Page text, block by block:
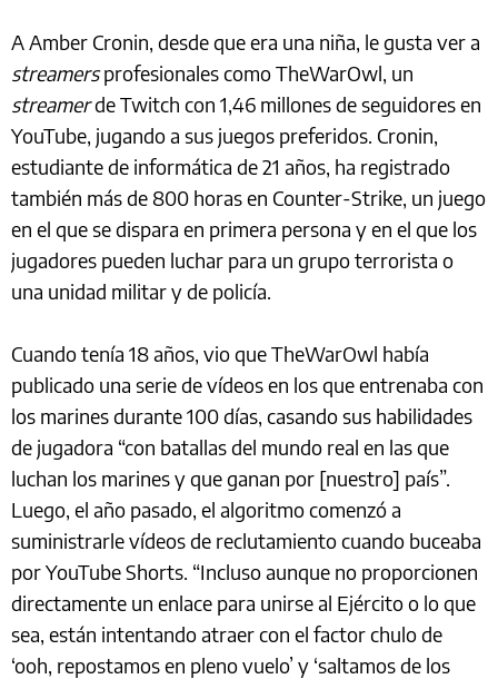
A Amber Cronin, desde que era una niña, le gusta ver a
streamersprofesionales como TheWarOwl, un
streamerde Twitch con 1,46 millones de seguidores en
YouTube, jugando a sus juegos preferidos. Cronin,
estudiante de informática de 21 años, ha registrado
también más de 800 horas en Counter-Strike, un juego
en el que se dispara en primera persona y en el que los
jugadores pueden luchar para un grupo terrorista o
una unidad militar y de policía.
Cuando tenía 18 años, vio que TheWarOwl había
publicado una serie de vídeos en los que entrenaba con
los marines durante 100 días, casando sus habilidades
de jugadora “con batallas del mundo real en las que
luchan los marines y que ganan por [nuestro] país”.
Luego, el año pasado, el algoritmo comenzó a
suministrarle vídeos de reclutamiento cuando buceaba
por YouTube Shorts. “Incluso aunque no proporcionen
directamente un enlace para unirse al Ejército o lo que
sea, están intentando atraer con el factor chulo de
‘ooh, repostamos en pleno vuelo’ y ‘saltamos de los